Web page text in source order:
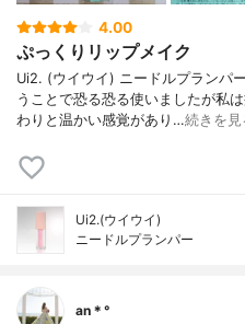
4.00
ぷっくりリップメイク
Ui2. (ウイウイ) ニードルプランパ
うことで恐る恐る使いましたが私
わりと温かい感覚があり…続きを見
Ui2.(ウイウイ)
ニードルプランパー
an＊°